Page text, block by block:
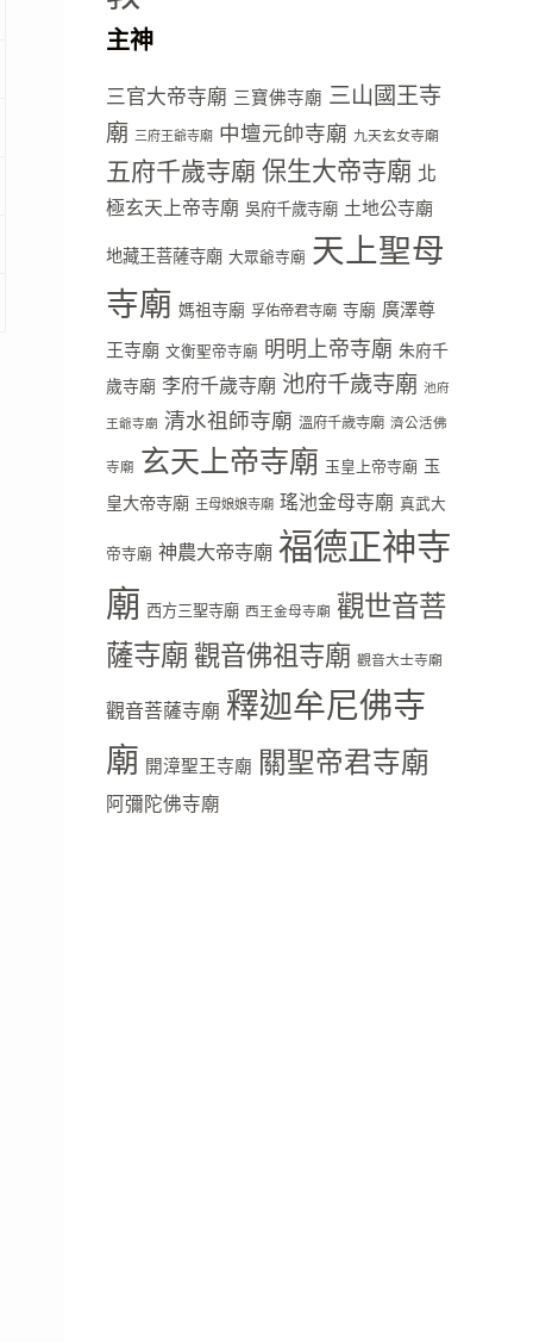
主神
三官大帝寺廟 三寶佛寺廟 三山國王寺
廟 三府王爺寺廟 中壇元帥寺廟 九天玄女寺廟
五府千歲寺廟 保生大帝寺廟 北
極玄天上帝寺廟 吳府千歲寺廟 土地公寺廟
地藏王菩薩寺廟 大眾爺寺廟 天上聖母
寺廟 媽祖寺廟 孚佑帝君寺廟 寺廟 廣澤尊
王寺廟 文衡聖帝寺廟 明明上帝寺廟 朱府千
歲寺廟 李府千歲寺廟 池府千歲寺廟 池府
王爺寺廟 清水祖師寺廟 溫府千歲寺廟 濟公活佛
寺廟 玄天上帝寺廟 玉皇上帝寺廟 玉
皇大帝寺廟 王母娘娘寺廟 瑤池金母寺廟 真武大
帝寺廟 神農大帝寺廟 福德正神寺
廟 西方三聖寺廟 西王金母寺廟 觀世音菩
薩寺廟觀音佛祖寺廟 觀音大士寺廟
觀音菩薩寺廟 釋迦牟尼佛寺
廟 開漳聖王寺廟 關聖帝君寺廟
阿彌陀佛寺廟